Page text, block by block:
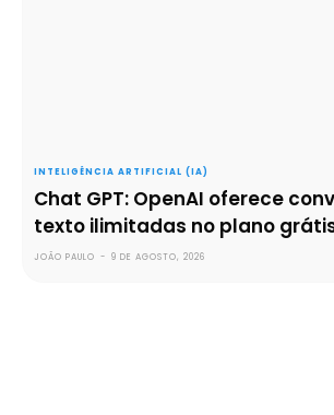
INTELIGÊNCIA ARTIFICIAL (IA)
Chat GPT: OpenAI oferece
texto ilimitadas no plano
JOÃO PAULO - 9 DE AGOSTO, 2026